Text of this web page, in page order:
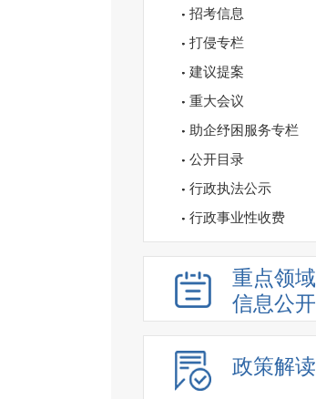
招考信息
打侵专栏
建议提案
重大会议
助企纾困服务专栏
公开目录
行政执法公示
行政事业性收费
重点领域
信息公开
政策解读